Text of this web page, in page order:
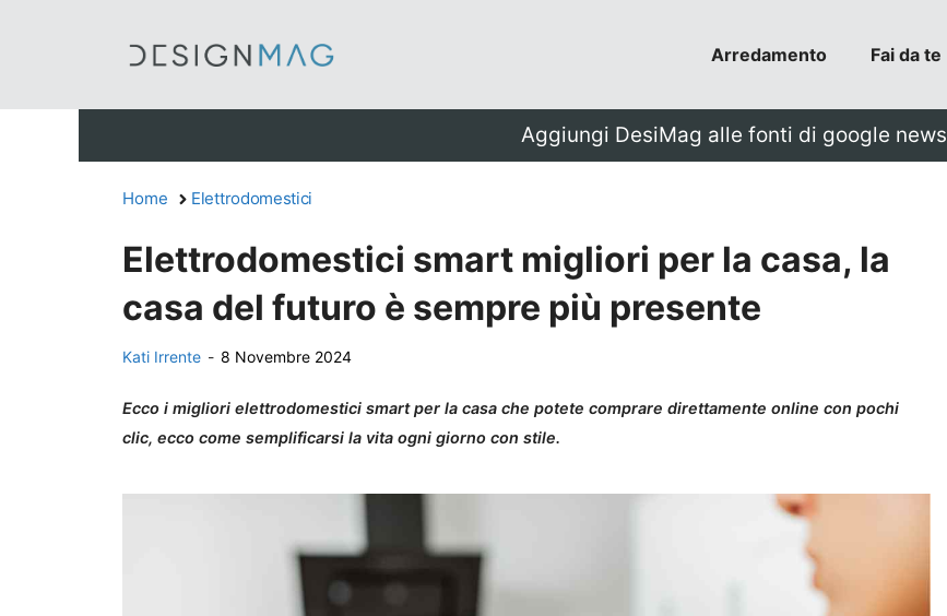
Arredamento Fai da te
Aggiungi DesiMag alle fonti di google news
Home Elettrodomestici
Elettrodomestici smart migliori per la casa, la
casa del futuro è sempre più presente
Kati Irrente - 8 Novembre 2024
Ecco i migliori elettrodomestici smart per la casa che potete comprare direttamente online con pochi
clic, ecco come semplificarsi la vita ogni giorno con stile.